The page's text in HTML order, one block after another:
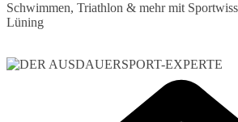
Schwimmen, Triathlon & mehr mit
Lüning